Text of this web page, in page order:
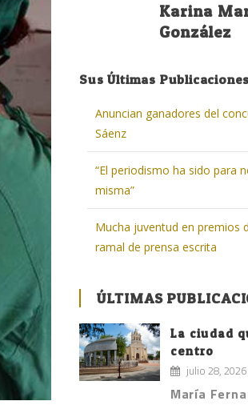
Karina
González
Sus Últimas Publicaciones
Anuncian ganadores del
Sáenz
“El periodismo ha sido para
misma”
Mucha juventud en premios
ramal de prensa escrita
ÚLTIMAS
La ciudad
centro
julio 28, 2026
María